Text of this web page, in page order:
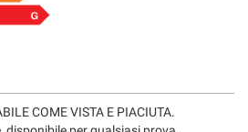
COME VISTA E PIACIUTA.